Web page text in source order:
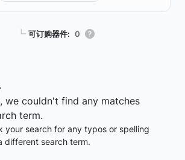
┗ 可订购器件: 0
we couldn't find any matches
term.
your search for any typos or spelling
different search term.